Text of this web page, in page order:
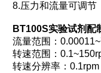
8.压力和流量可调节
BT100S实验试剂配
流量范围：
转速范围：
转速分辨率：